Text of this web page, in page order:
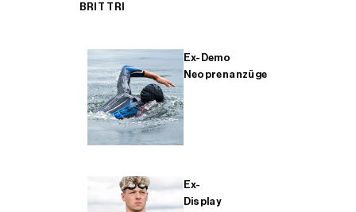
BRIT TRI
Ex-Demo
Neoprenanzüge
Ex-
Display